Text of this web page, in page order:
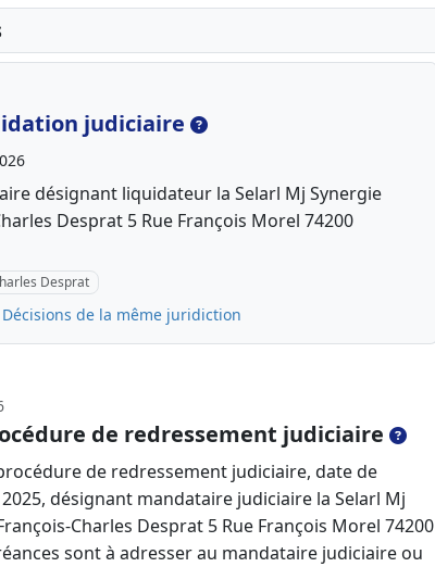
judiciaire
désignant liquidateur la Selarl Mj Synergie
Desprat 5 Rue François Morel 74200
Desprat
Décisions de la même juridiction
de redressement judiciaire
de redressement judiciaire, date de
désignant mandataire judiciaire la Selarl Mj
Charles Desprat 5 Rue François Morel 74200
sont à adresser au mandataire judiciaire ou